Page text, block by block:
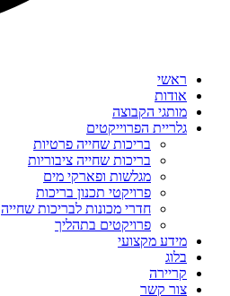
ראשי
אודות
מותגי הקבוצה
גלריית הפרוייקטים
בריכות שחייה פרטיות
בריכות שחייה ציבוריות
מגלשות ופארקי מים
פרויקטי תכנון בריכות
חדרי מכונות לבריכות שחייה
פרויקטים בתהליך
מידע מקצועי
בלוג
קריירה
צור קשר